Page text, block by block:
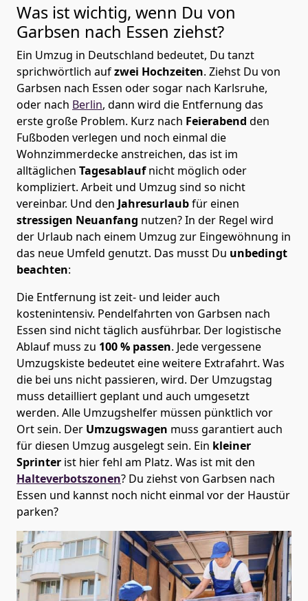
Was ist wichtig, wenn Du von
Garbsen nach Essen ziehst?
Ein Umzug in Deutschland bedeutet, Du tanzt
sprichwörtlich aufzwei Hochzeiten. Ziehst Du von
Garbsen nach Essen oder sogar nach Karlsruhe,
oder nach Berlin, dann wird die Entfernung das
erste große Problem. Kurz nach Feierabend den
Fußboden verlegen und noch einmal die
Wohnzimmerdecke anstreichen, das ist im
alltäglichen Tagesablaufnicht möglich oder
kompliziert. Arbeit und Umzug sind so nicht
vereinbar. Und den Jahresurlaubfür einen
stressigen Neuanfang nutzen? In der Regel wird
der Urlaub nach einem Umzug zur Eingewöhnung in
das neue Umfeld genutzt. Das musst Du unbedingt
beachten:
Die Entfernung ist zeit- und leider auch
kostenintensiv. Pendelfahrten von Garbsen nach
Essen sind nicht täglich ausführbar. Der logistische
Ablauf muss zu 100 % passen. Jede vergessene
Umzugskiste bedeutet eine weitere Extrafahrt. Was
die bei uns nicht passieren, wird. Der Umzugstag
muss detailliert geplant und auch umgesetzt
werden. Alle Umzugshelfer müssen pünktlich vor
Ort sein. Der Umzugswagen muss garantiert auch
für diesen Umzug ausgelegt sein. Ein kleiner
Sprinter ist hier fehl am Platz. Was ist mit den
Halteverbotszonen? Du ziehst von Garbsen nach
Essen und kannst noch nicht einmal vor der Haustür
parken?